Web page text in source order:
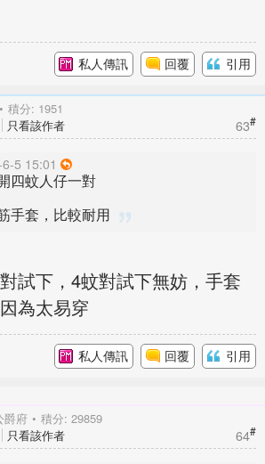
私人傳訊 回覆 引用
積分: 1951
63#
只看該作者
5 15:01
四蚊人仔一對
手套，比較耐用
試下，4蚊對試下無妨，手套
為太易穿
私人傳訊 回覆 引用
爵府 積分: 29859
64#
只看該作者